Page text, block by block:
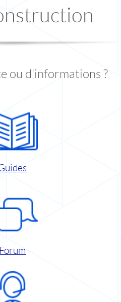
ou d'informations ?
Forum